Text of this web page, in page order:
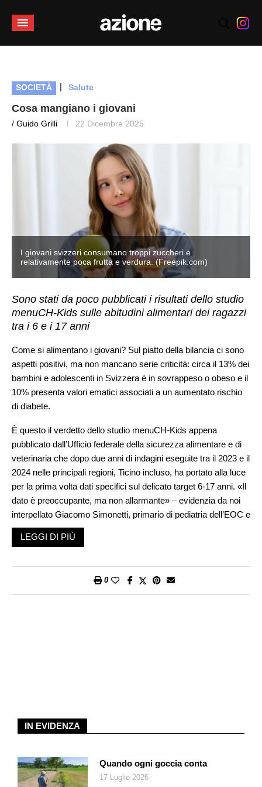
SOCIETÀ | Salute
Cosa mangiano i giovani
/ Guido Grilli 22 Dicembre 2025
I giovani svizzeri consumano troppi zuccheri e
relativamente poca frutta e verdura. (Freepik.com)
Sono stati da poco pubblicati i risultati dello studio
menuCH-Kids sulle abitudini alimentari dei ragazzi
tra i 6 e i 17 anni
Come si alimentano i giovani? Sul piatto della bilancia ci sono
aspetti positivi, ma non mancano serie criticità: circa il 13% dei
bambini e adolescenti in Svizzera è in sovrappeso o obeso e il
10% presenta valori ematici associati a un aumentato rischio
di diabete.
È questo il verdetto dello studio menuCH-Kids appena
pubblicato dall’Ufficio federale della sicurezza alimentare e di
veterinaria che dopo due anni di indagini eseguite tra il 2023 e il
2024 nelle principali regioni, Ticino incluso, ha portato alla luce
per la prima volta dati specifici sul delicato target 6-17 anni. «Il
dato è preoccupante, ma non allarmante» – evidenzia da noi
interpellato Giacomo Simonetti, primario di pediatria dell’EOC e
responsabile dell’Istituto pediatrico della Svizzera italiana, che
ha preso parte allo studio in qualità di referente scientifico. «Lo
maggior parte di essi la colazione fa parte della vita quotidiana
Come verranno utilizzati ora questi dati in termini di
prevenzione? «Sia a livello dei singoli Cantoni – per cui tuttavia
lo studio è importante perché ci fornisce dei dati che ci
consentiranno di intervenire su una prevenzione mirata.
LEGGI DI PIÙ
0
IN EVIDENZA
Quando ogni goccia conta
17 Luglio 2026